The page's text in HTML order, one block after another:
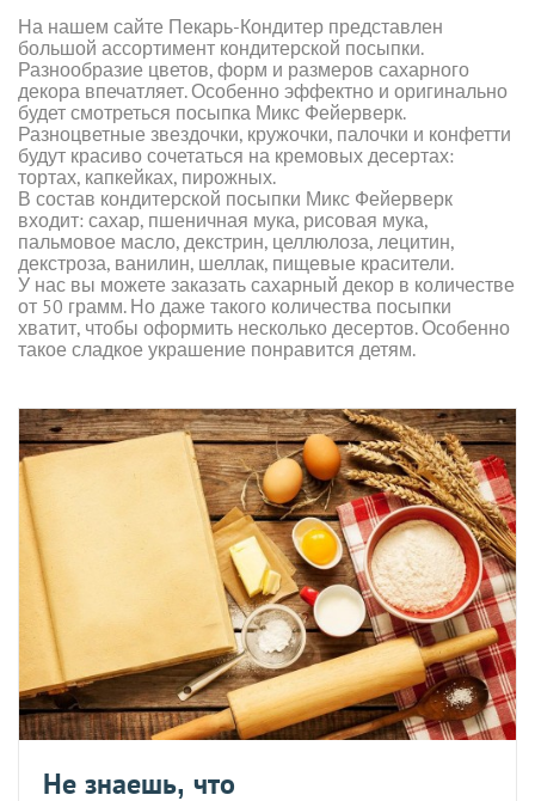
На нашем сайте Пекарь-Кондитер представлен
большой ассортимент кондитерской посыпки.
Разнообразие цветов, форм и размеров сахарного
декора впечатляет. Особенно эффектно и оригинально
будет смотреться посыпка Микс Фейерверк.
Разноцветные звездочки, кружочки, палочки и конфетти
будут красиво сочетаться на кремовых десертах:
тортах, капкейках, пирожных.
В состав кондитерской посыпки Микс Фейерверк
входит: сахар, пшеничная мука, рисовая мука,
пальмовое масло, декстрин, целлюлоза, лецитин,
декстроза, ванилин, шеллак, пищевые красители.
У нас вы можете заказать сахарный декор в количестве
от 50 грамм. Но даже такого количества посыпки
хватит, чтобы оформить несколько десертов. Особенно
такое сладкое украшение понравится детям.
Не знаешь, что